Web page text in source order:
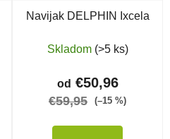
Navijak DELPHIN Ixcela
Skladom (>5 ks)
od €50,96
€59,95 (–15 %)